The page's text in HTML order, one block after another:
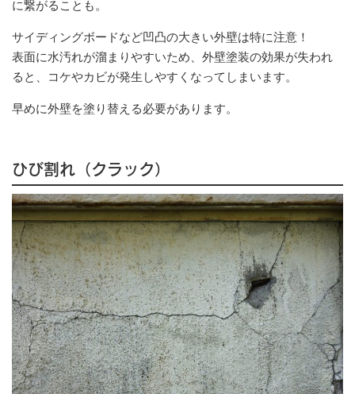
に繋がることも。
サイディングボードなど凹凸の大きい外壁は特に注意！
表面に水汚れが溜まりやすいため、外壁塗装の効果が失われ
ると、コケやカビが発生しやすくなってしまいます。
早めに外壁を塗り替える必要があります。
ひび割れ（クラック）